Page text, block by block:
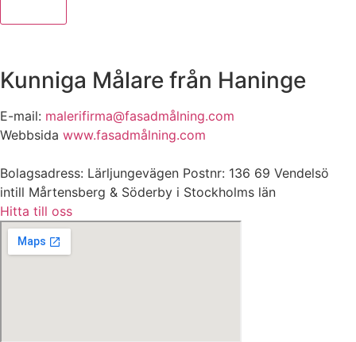
Kunniga Målare från Haninge
E-mail: malerifirma@fasadmålning.com
Webbsida www.fasadmålning.com
Bolagsadress: Lärljungevägen Postnr: 136 69 Vendelsö
intill Mårtensberg & Söderby i Stockholms län
Hitta till oss